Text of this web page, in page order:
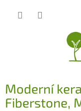
Moderní
Fiberstone,